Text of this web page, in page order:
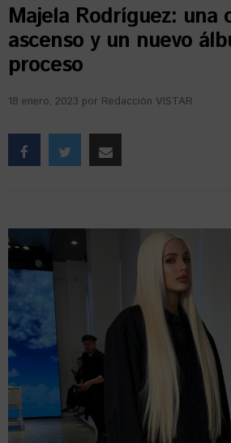
Majela Rodríguez: una
ascenso y un nuevo
proceso
18 enero, 2023 por Redacción VISTAR